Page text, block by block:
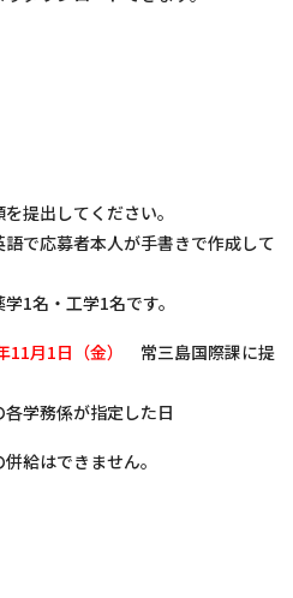
提出してください。
で応募者本人が手書きで作成して
1名・工学1名です。
11月1日（金）
常三島国際課に提
務係が指定した日
給はできません。